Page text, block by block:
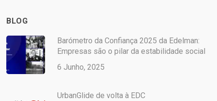
BLOG
Barómetro da Confiança 2025 da Edelman:
Empresas são o pilar da estabilidade social
6 Junho, 2025
UrbanGlide de volta à EDC